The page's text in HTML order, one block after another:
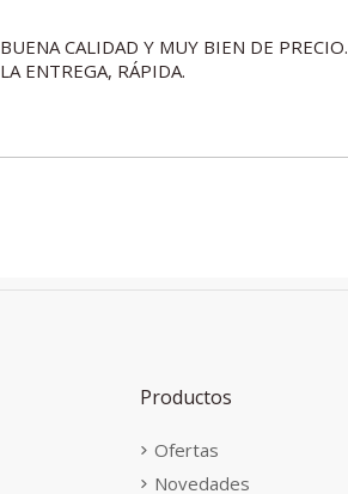
BUENA CALIDAD Y MUY BIEN DE PRECIO.
LA ENTREGA, RÁPIDA.
Productos
Ofertas
Novedades